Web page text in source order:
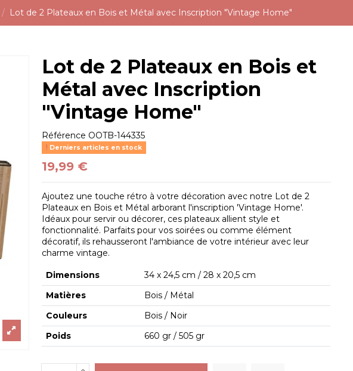
Lot de 2 Plateaux en Bois et Métal avec Inscription "Vintage Home"
Lot de 2 Plateaux en Bois et
Métal avec Inscription
"Vintage Home"
Référence OOTB-144335
Derniers articles en stock
19,99 €
Ajoutez une touche rétro à votre décoration avec notre Lot de 2
Plateaux en Bois et Métal arborant l'inscription 'Vintage Home'.
Idéaux pour servir ou décorer, ces plateaux allient style et
fonctionnalité. Parfaits pour vos soirées ou comme élément
décoratif, ils rehausseront l'ambiance de votre intérieur avec leur
charme vintage.
Dimensions
34 x 24,5 cm / 28 x 20,5 cm
Matières
Bois / Métal
Couleurs
Bois / Noir
Poids
660 gr / 505 gr